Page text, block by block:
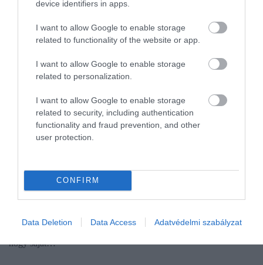
device identifiers in apps.
I want to allow Google to enable storage
related to functionality of the website or app.
I want to allow Google to enable storage
related to personalization.
I want to allow Google to enable storage
related to security, including authentication
functionality and fraud prevention, and other
user protection.
CONFIRM
Data Deletion Data Access Adatvédelmi szabályzat
NYUGDÍJ
feltöréséről
Az otthonteremtés generációkon átívelően a legfontosabb
kormány megszünteti a bürokratikus akadályokat annak útjából,
hogy saját…